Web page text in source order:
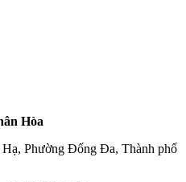
Hòa
Phường Đống Đa, Thành phố